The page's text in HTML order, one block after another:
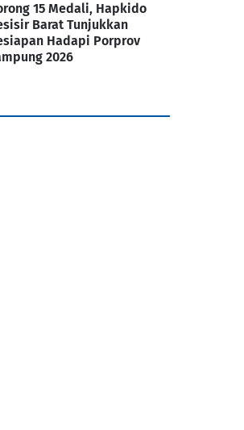
15 Medali, Hapkido
Barat Tunjukkan
Hadapi Porprov
2026